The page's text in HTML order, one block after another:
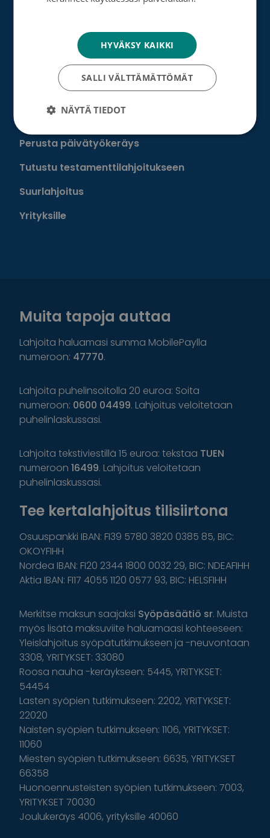
Tee muistolahja
Perusta merkkipäiväkeräys
Perusta muistokeräys
Perusta oma keräyksesi
Perusta päivätyökeräys
Tutustu testamenttilahjoitukseen
Suurlahjoitus
Yrityksille
Muita tapoja auttaa
Lahjoita haluamasi summa MobilePaylla
numeroon: 47770.
Lahjoita puhelinsoitolla 20 euroa: Soita
numeroon: 0600 04499. Lahjoitus veloitetaan
puhelinlaskussasi.
Lahjoita tekstiviestillä 15 euroa: tekstaa TUEN
numeroon 16499. Lahjoitus veloitetaan
puhelinlaskussasi.
Tee kertalahjoitus tilisiirtona
Osuuspankki IBAN: FI39 5780 3820 0385 85, BIC:
OKOYFIHH
Nordea IBAN: FI20 2344 1800 0032 29, BIC: NDEAFIHH
Aktia IBAN: FI17 4055 1120 0577 93, BIC: HELSFIHH
Merkitse maksun saajaksi Syöpäsäätiö sr. Muista
myös lisätä maksuviite haluamaasi kohteeseen:
Yleislahjoitus syöpätutkimukseen ja -neuvontaan
3308, YRITYKSET: 33080
Roosa nauha -keräykseen: 5445, YRITYKSET:
54454
Lasten syöpien tutkimukseen: 2202, YRITYKSET:
22020
Naisten syöpien tutkimukseen: 1106, YRITYKSET:
11060
Miesten syöpien tutkimukseen: 6635, YRITYKSET
66358
Huonoennusteisten syöpien tutkimukseen: 7003,
YRITYKSET 70030
Joulukeräys 4006, yrityksille 40060
HYVÄKSY KAIKKI
SALLI VÄLTTÄMÄTTÖMÄT
NÄYTÄ TIEDOT